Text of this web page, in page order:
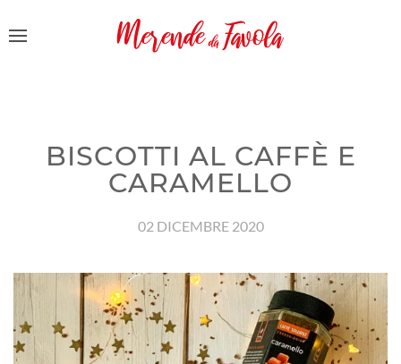
BISCOTTI AL CAFFÈ E
CARAMELLO
02 DICEMBRE 2020